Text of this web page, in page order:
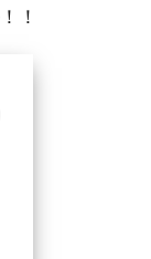
！